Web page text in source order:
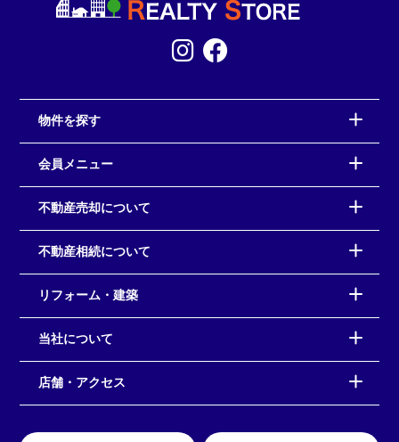
物件を探す
会員メニュー
不動産売却について
不動産相続について
リフォーム・建築
当社について
店舗・アクセス